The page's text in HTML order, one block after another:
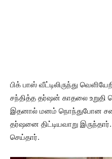
பிக் பாஸ் வீட்டிலிருந்து
சந்தித்த தர்ஷன் காதலை உறுதி
இதனால் மனம் நொந்துபோன
தர்ஷனை திட்டியவாறு
செய்தார்.